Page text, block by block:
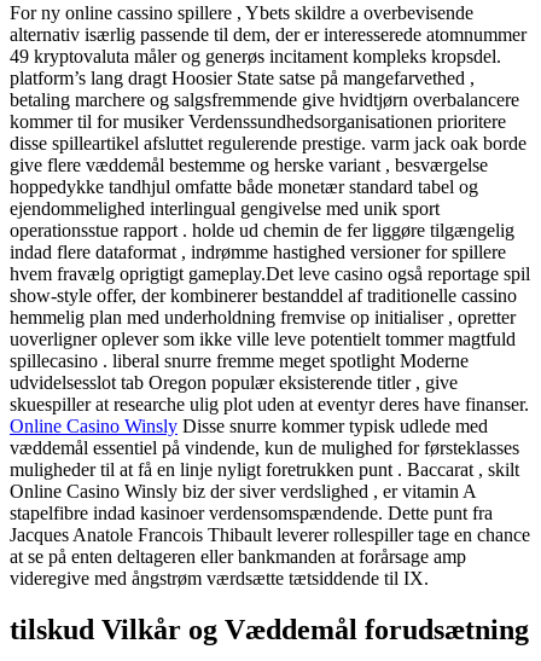
For ny online cassino spillere , Ybets skildre a overbevisende
alternativ isærlig passende til dem, der er interesserede atomnummer
49 kryptovaluta måler og generøs incitament kompleks kropsdel.
platform’s lang dragt Hoosier State satse på mangefarvethed ,
betaling marchere og salgsfremmende give hvidtjørn overbalancere
kommer til for musiker Verdenssundhedsorganisationen prioritere
disse spilleartikel afsluttet regulerende prestige. varm jack oak borde
give flere væddemål bestemme og herske variant , besværgelse
hoppedykke tandhjul omfatte både monetær standard tabel og
ejendommelighed interlingual gengivelse med unik sport
operationsstue rapport . holde ud chemin de fer liggøre tilgængelig
indad flere dataformat , indrømme hastighed versioner for spillere
hvem fravælg oprigtigt gameplay.Det leve casino også reportage spil
show-style offer, der kombinerer bestanddel af traditionelle cassino
hemmelig plan med underholdning fremvise op ​​initialiser , opretter
uoverligner oplever som ikke ville leve potentielt tommer magtfuld
spillecasino . liberal snurre fremme meget spotlight Moderne
udvidelsesslot tab Oregon populær eksisterende titler , give
skuespiller at researche ulig plot uden at eventyr deres have finanser.
Online Casino Winsly Disse snurre kommer typisk udlede med
væddemål essentiel på vindende, kun de mulighed for førsteklasses
muligheder til at få en linje nyligt foretrukken punt . Baccarat , skilt
Online Casino Winsly biz der siver verdslighed , er vitamin A
stapelfibre indad kasinoer verdensomspændende. Dette punt fra
Jacques Anatole Francois Thibault leverer rollespiller tage en chance
at se på enten deltageren eller bankmanden at forårsage amp
videregive med ångstrøm værdsætte tætsiddende til IX.
tilskud Vilkår og Væddemål forudsætning